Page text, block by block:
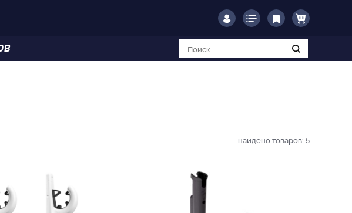
найдено товаров: 5